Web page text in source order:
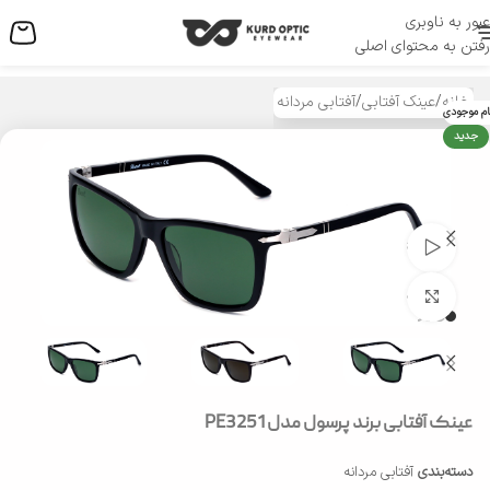
عبور به ناوبری
رفتن به محتوای اصلی
منو
خانه/عینک آفتابی/آفتابی مردانه
موجودی
جدید
تماشای ویدئو
بزرگنمایی تصویر
عینک آفتابی برند پرسول مدل PE3251
دسته‌بندی آفتابی مردانه